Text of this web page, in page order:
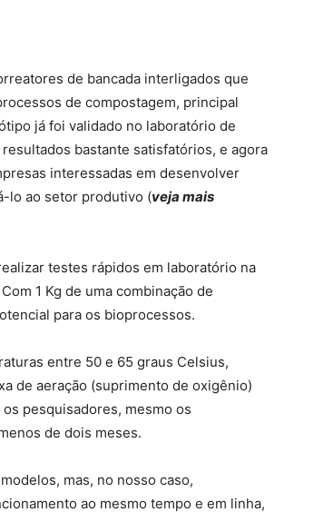
de bancada interligados que
de compostagem, principal
já foi validado no laboratório de
resultados bastante satisfatórios, e agora
interessadas em desenvolver
lo ao setor produtivo (veja mais
testes rápidos em laboratório na
1 Kg de uma combinação de
para os bioprocessos.
entre 50 e 65 graus Celsius,
de aeração (suprimento de oxigênio)
pesquisadores, mesmo os
de dois meses.
mas, no nosso caso,
ao mesmo tempo e em linha,